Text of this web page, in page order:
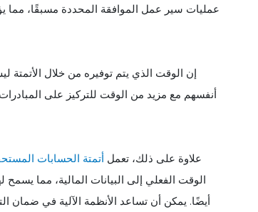
عمليات سير عمل الموافقة المحددة مسبقًا، مما
إن الوقت الذي يتم توفيره من خلال
أنفسهم مع مزيد من الوقت للتركيز على المبادرات
علاوة على ذلك، تعمل أتمتة الحسابات
الوقت الفعلي إلى البيانات المالية، مما
أيضًا. يمكن أن تساعد الأنظمة الآلية في ضمان